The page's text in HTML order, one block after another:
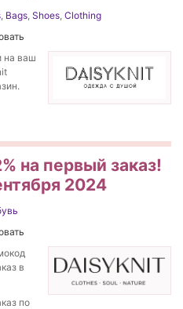
, Bags, Shoes, Clothing
на ваш
на первый заказ!
2024
в
по